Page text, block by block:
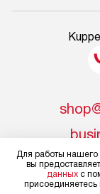
Для работы нашего
вы
данных с
присоединяетесь